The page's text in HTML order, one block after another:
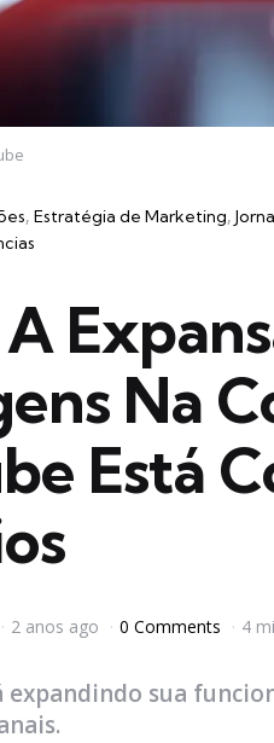
Estratégia de Marketing
Na
Está
2 anos ago 0 Comments 4
expandindo sua